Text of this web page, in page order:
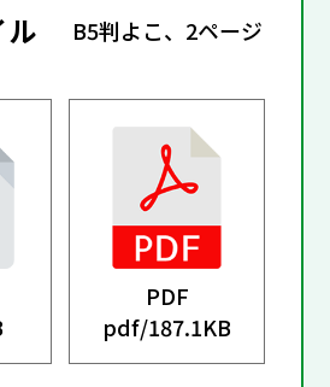
B5判よこ、2ページ
PDF
pdf/187.1KB